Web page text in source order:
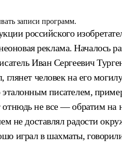
записи программ.
российского
реклама. Началось
Иван Сергеевич
глянет человек на его
эталонным писателем,
не все — обратим
не доставлял радости
играл в шахматы,